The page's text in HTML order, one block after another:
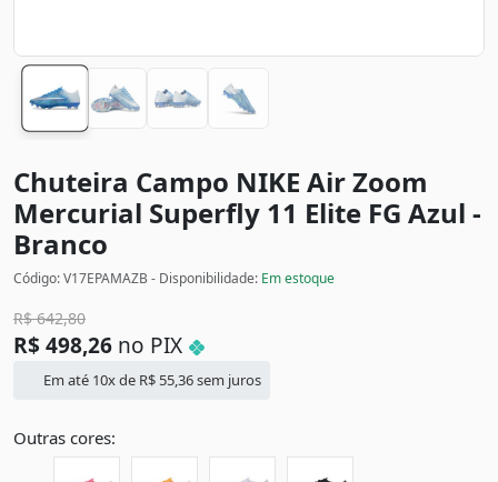
Chuteira Campo NIKE Air Zoom
Mercurial Superfly 11 Elite FG Azul -
Branco
Código: V17EPAMAZB - Disponibilidade: Em estoque
R$642,80
R$ 498,26 no PIX
Em até 10x de R$ 55,36sem juros
Outras cores: